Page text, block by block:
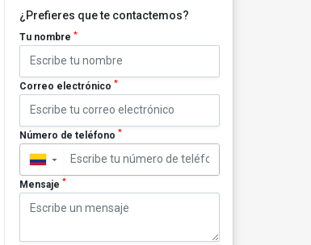
¿Prefieres que te contactemos?
Tu nombre *
Correo electrónico *
Número de teléfono *
▼
Mensaje *